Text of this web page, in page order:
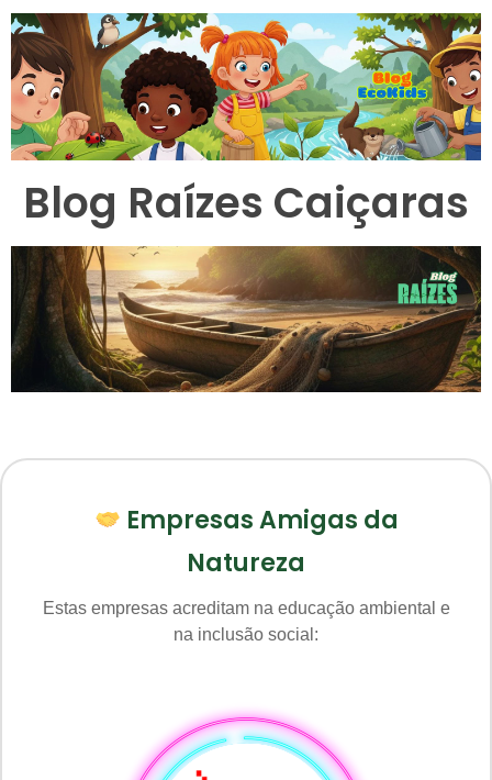
Blog Raízes Caiçaras
Empresas Amigas da
Natureza
Estas empresas acreditam na educação ambiental e
na inclusão social: